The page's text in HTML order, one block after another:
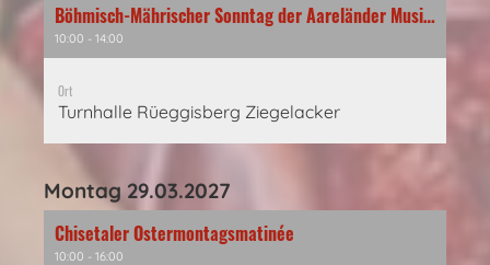
Böhmisch-Mährischer Sonntag der Aareländer Musikanten
10:00 - 14:00
Ort
Turnhalle Rüeggisberg Ziegelacker
Montag 29.03.2027
Chisetaler Ostermontagsmatinée
10:00 - 16:00